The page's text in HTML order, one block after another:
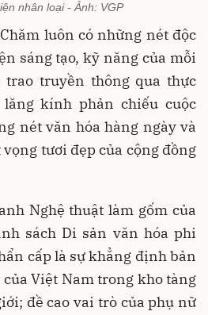
nhân loại - Ảnh: VGP
luôn có những nét độc
sáng tạo, kỹ năng của mỗi
trao truyền thông qua thực
kính phản chiếu cuộc
nét văn hóa hàng ngày và
tươi đẹp của cộng đồng
Nghệ thuật làm gốm của
sách Di sản văn hóa phi
cấp là sự khẳng định bản
của Việt Nam trong kho tàng
đề cao vai trò của phụ nữ